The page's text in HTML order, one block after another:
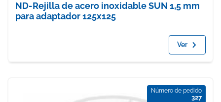
ND-Rejilla de acero inoxidable SUN 1,5 mm
para adaptador 125x125
Ver
Número de pedido
327